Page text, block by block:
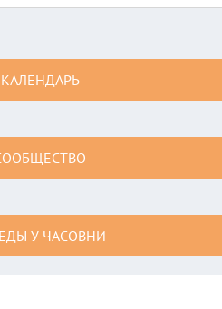
КАЛЕНДАРЬ
У ЧАСОВНИ